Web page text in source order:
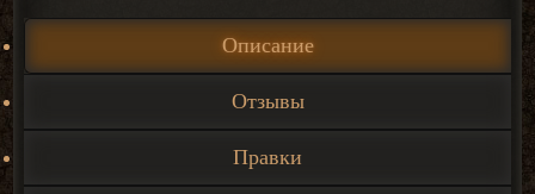
Описание
Отзывы
Правки